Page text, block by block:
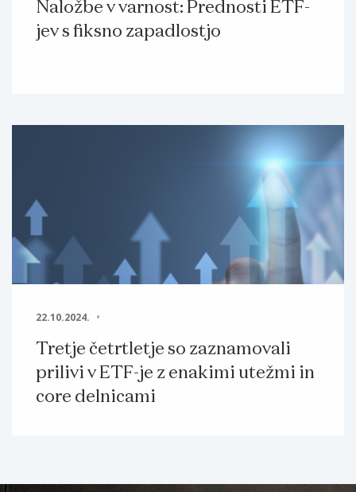
Naložbe v varnost: Prednosti ETF-
jev s fiksno zapadlostjo
22.10.2024.
Tretje četrtletje so zaznamovali
prilivi v ETF-je z enakimi utežmi in
core delnicami